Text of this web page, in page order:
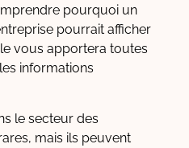
pourquoi un
pourrait afficher
vous apportera toutes
informations
le secteur des
mais ils peuvent